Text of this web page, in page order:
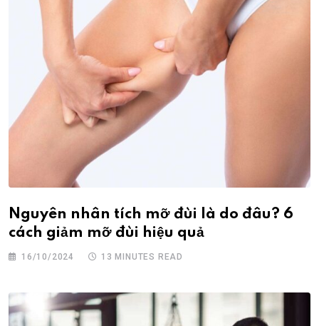
Nguyên nhân tích mỡ đùi là do đâu? 6
cách giảm mỡ đùi hiệu quả
16/10/2024 13 MINUTES READ